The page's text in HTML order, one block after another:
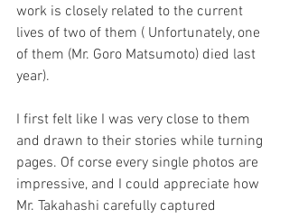
work is closely related to the current
lives of two of them ( Unfortunately, one
of them (Mr. Goro Matsumoto) died last
year).
I first felt like I was very close to them
and drawn to their stories while turning
pages. Of corse every single photos are
impressive, and I could appreciate how
Mr. Takahashi carefully captured